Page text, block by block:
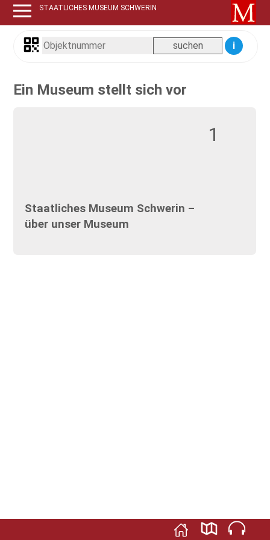
STAATLICHES MUSEUM SCHWERIN
i
Ein Museum stellt sich vor
1
Staatliches Museum Schwerin –
über unser Museum